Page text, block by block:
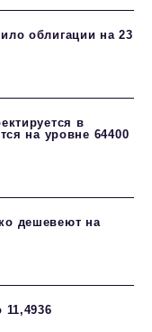
облигации на 23
в
на уровне 64400
дешевеют на
11,4936